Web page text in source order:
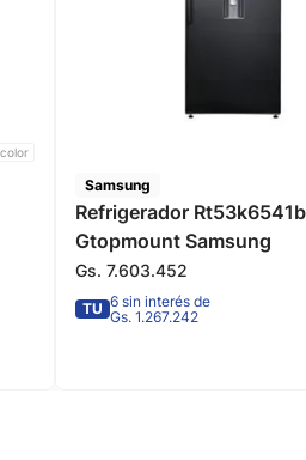
color
Samsung
Refrigerador
Gtopmount Samsung
Gs. 7.603.452
TU 6 sin interés de
Gs. 1.267.242